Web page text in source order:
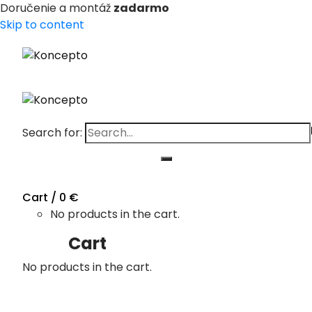
Doručenie a montáž zadarmo
Skip to content
Search for:
Cart / 0 €
No products in the cart.
Cart
No products in the cart.